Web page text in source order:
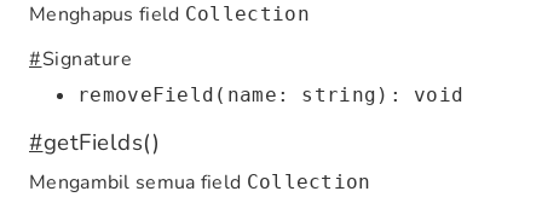
Menghapus field Collection
#Signature
removeField(name: string): void
#getFields()
Mengambil semua field Collection